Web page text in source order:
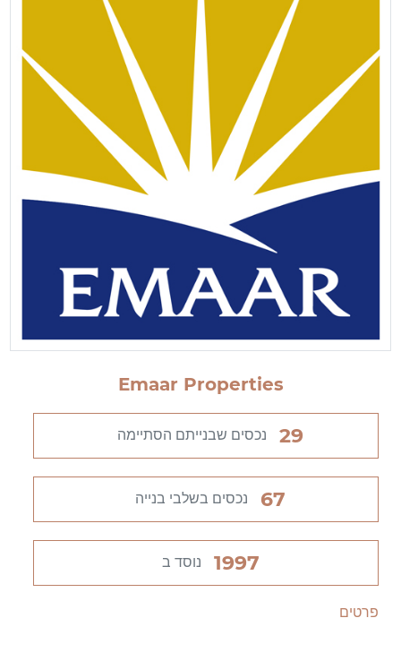
Emaar Properties
29 נכסים שבנייתם הסתיימה
67 נכסים בשלבי בנייה
1997 נוסד ב
פרטים